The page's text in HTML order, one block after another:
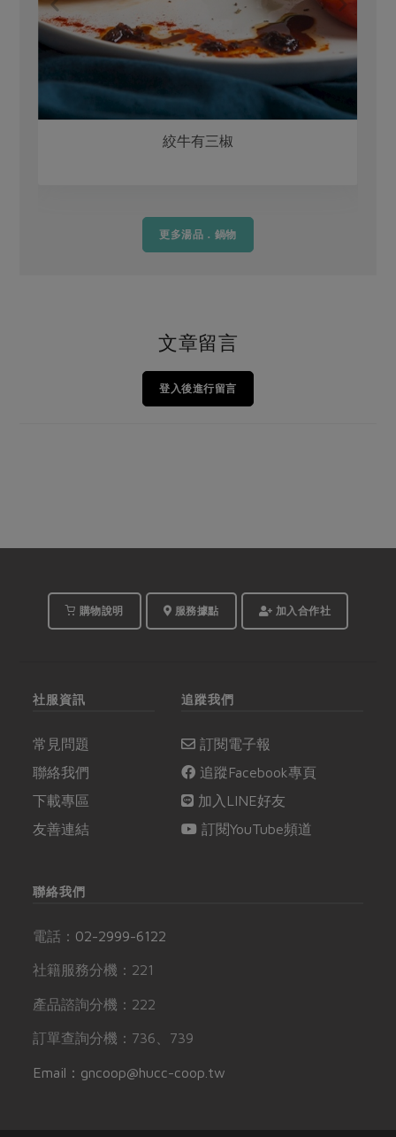
絞牛有三椒
更多湯品．鍋物
文章留言
登入後進行留言
購物說明 服務據點 加入合作社
社服資訊
常見問題
聯絡我們
下載專區
友善連結
追蹤我們
訂閱電子報
追蹤Facebook專頁
加入LINE好友
訂閱YouTube頻道
聯絡我們
電話： 02-2999-6122
社籍服務分機：221
產品諮詢分機：222
訂單查詢分機：736、739
Email：gncoop@hucc-coop.tw